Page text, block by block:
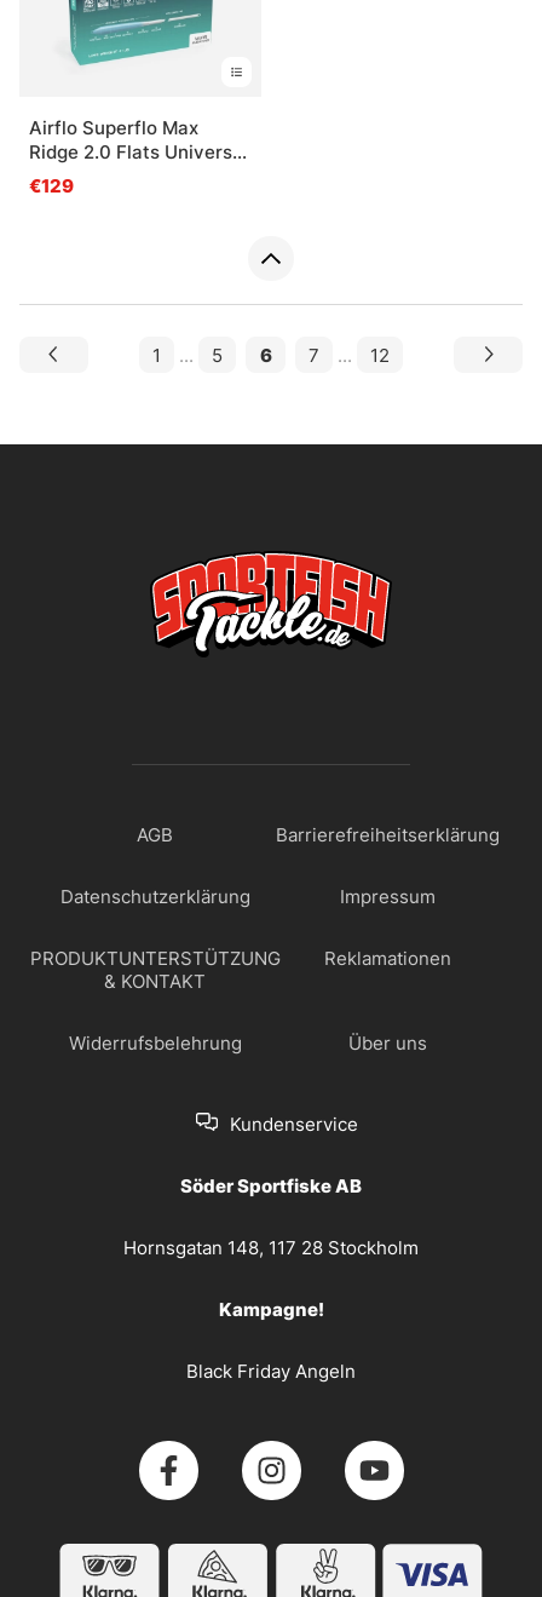
Airflo Superflo Max
Ridge 2.0 Flats Universal
Intermediate Fly Line
€129
1 ... 5 6 7 ... 12
AGB Barrierefreiheitserklärung
Datenschutzerklärung Impressum
PRODUKTUNTERSTÜTZUNG
& KONTAKT
Reklamationen
Widerrufsbelehrung Über uns
Kundenservice
Söder Sportfiske AB
Hornsgatan 148, 117 28 Stockholm
Kampagne!
Black Friday Angeln